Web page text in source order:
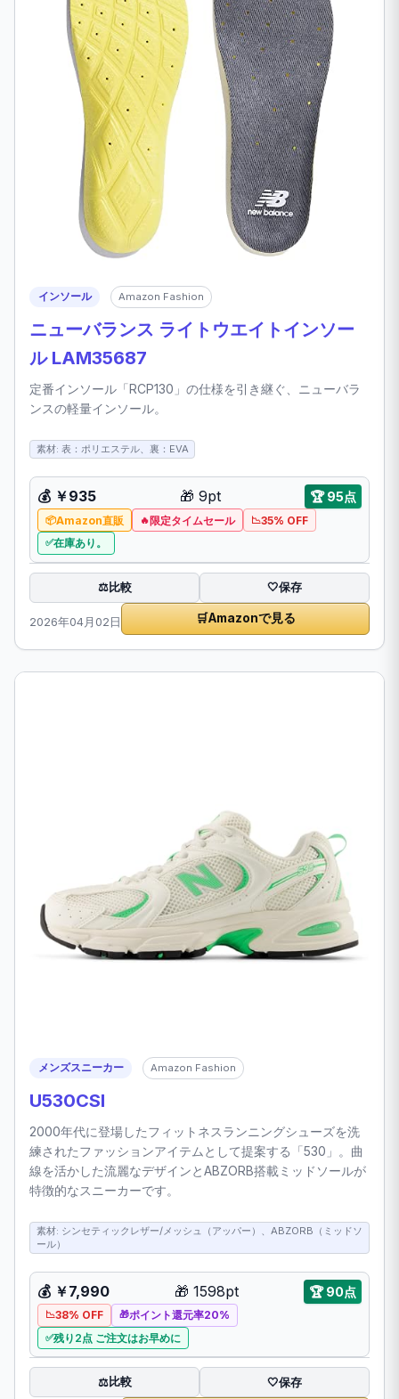
インソール Amazon Fashion
ニューバランス ライトウエイトインソー
ル LAM35687
定番インソール「RCP130」の仕様を引き継ぐ、ニューバラ
ンスの軽量インソール。
素材: 表：ポリエステル、裏：EVA
💰 ￥935 🎁 9pt 🏆 95点
Amazon直販 限定タイムセール
35% OFF
在庫あり。
⚖️比較 🤍保存
2026年04月02日 🛒Amazonで見る
メンズスニーカー Amazon Fashion
U530CSI
2000年代に登場したフィットネスランニングシューズを洗
練されたファッションアイテムとして提案する「530」。曲
線を活かした流麗なデザインとABZORB搭載ミッドソールが
特徴的なスニーカーです。
素材: シンセティックレザー/メッシュ（アッパー）、ABZORB（ミッドソ
ール）
💰 ￥7,990 🎁 1598pt 🏆 90点
38% OFF
ポイント還元率20%
残り2点 ご注文はお早めに
⚖️比較 🤍保存